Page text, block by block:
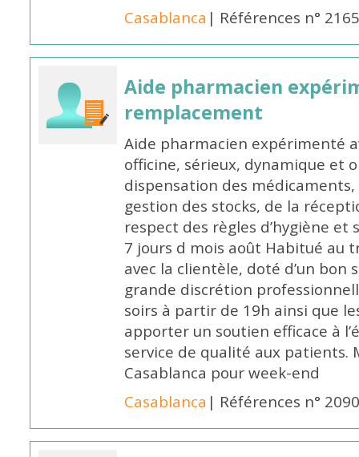
Casablanca | Références n°
Aide pharmacien
remplacement
Aide pharmacien expérimenté
officine, sérieux, dynamique et
dispensation des
gestion des stocks, de la
respect des règles d’hygiène
7 jours d mois août Habitué au
avec la clientèle, doté d’un bon
grande discrétion
soirs à partir de 19h ainsi que
apporter un soutien efficace à
service de qualité aux patients.
Casablanca pour week-end
Casablanca | Références n°